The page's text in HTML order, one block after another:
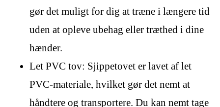
gør det muligt for dig at træne i længere tid
uden at opleve ubehag eller træthed i dine
hænder.
Let PVC tov: Sjippetovet er lavet af let
PVC-materiale, hvilket gør det nemt at
håndtere og transportere. Du kan nemt tage